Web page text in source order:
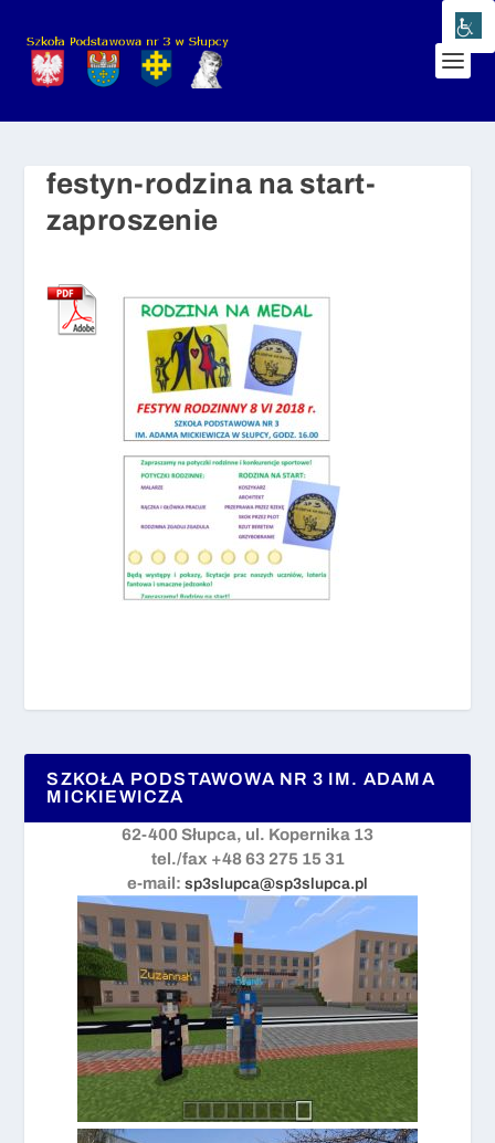
festyn-rodzina na start-
zaproszenie
SZKOŁA PODSTAWOWA NR 3 IM. ADAMA
MICKIEWICZA
62-400 Słupca, ul. Kopernika 13
tel./fax +48 63 275 15 31
e-mail: sp3slupca@sp3slupca.pl